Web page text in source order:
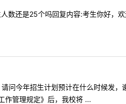
还是25个吗回复内容:考生你好，
今年招生计划预计在什么时候发，
作管理规定》后，我校将 ...